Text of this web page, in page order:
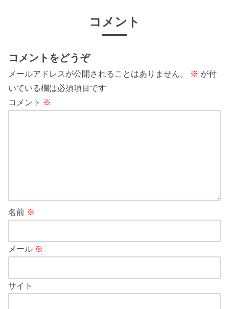
コメント
コメントをどうぞ
メールアドレスが公開されることはありません。 ※ が付
いている欄は必須項目です
コメント ※
名前 ※
メール ※
サイト